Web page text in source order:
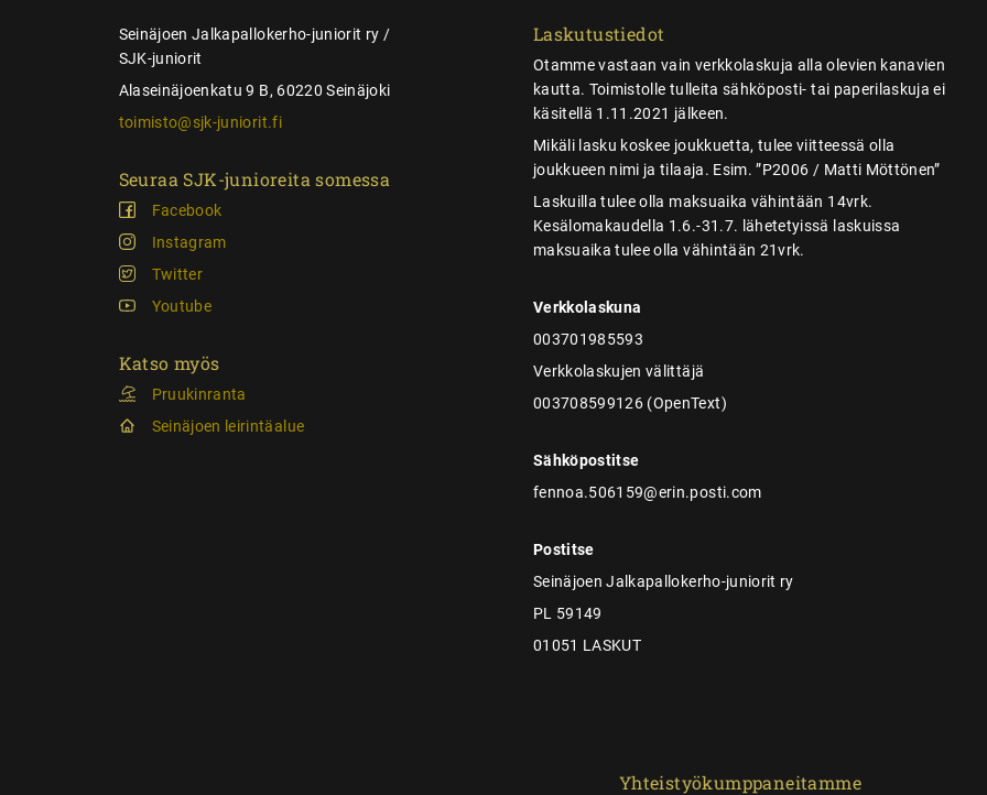
Seinäjoen Jalkapallokerho-juniorit ry /
SJK-juniorit
Alaseinäjoenkatu 9 B, 60220 Seinäjoki
toimisto@sjk-juniorit.fi
Seuraa SJK-junioreita somessa
Facebook
Instagram
Twitter
Youtube
Katso myös
Pruukinranta
Seinäjoen leirintäalue
Laskutustiedot
Otamme vastaan vain verkkolaskuja alla olevien kanavien
kautta. Toimistolle tulleita sähköposti- tai paperilaskuja ei
käsitellä 1.11.2021 jälkeen.
Mikäli lasku koskee joukkuetta, tulee viitteessä olla
joukkueen nimi ja tilaaja. Esim. ”P2006 / Matti Möttönen”
Laskuilla tulee olla maksuaika vähintään 14vrk.
Kesälomakaudella 1.6.-31.7. lähetetyissä laskuissa
maksuaika tulee olla vähintään 21vrk.
Verkkolaskuna
003701985593
Verkkolaskujen välittäjä
003708599126 (OpenText)
Sähköpostitse
fennoa.506159@erin.posti.com
Postitse
Seinäjoen Jalkapallokerho-juniorit ry
PL 59149
01051 LASKUT
Yhteistyökumppaneitamme